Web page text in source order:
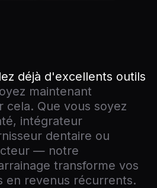
déjà d'excellents outils
maintenant
cela. Que vous soyez
intégrateur
dentaire ou
— notre
transforme vos
en revenus récurrents.